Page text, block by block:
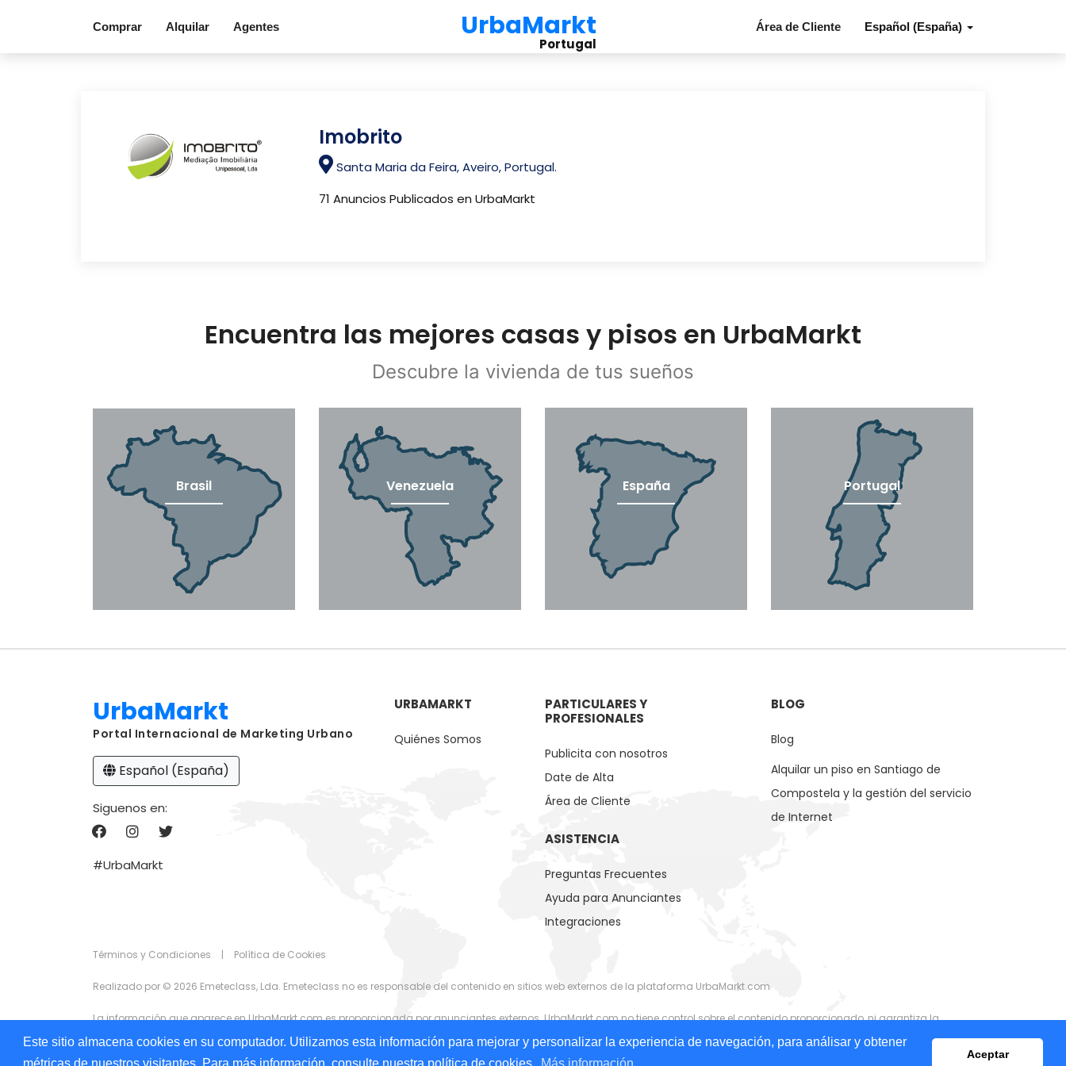
Este sitio almacena cookies en su computador. Utilizamos esta información para mejorar y personalizar la experiencia de navegación, para análisar y obtener
métricas de nuestros visitantes. Para más información, consulte nuestra política de cookies.
Más información
Aceptar
UrbaMarkt
Portugal
Comprar Alquilar Agentes Español (España)
Área de Cliente
Imobrito
Santa Maria da Feira, Aveiro, Portugal.
71 Anuncios Publicados en UrbaMarkt
Encuentra las mejores casas y pisos en UrbaMarkt
Descubre la vivienda de tus sueños
Brasil Venezuela España Portugal
UrbaMarkt
Portal Internacional de Marketing Urbano
Español (España)
Siguenos en:
#UrbaMarkt
URBAMARKT
Quiénes Somos
PARTICULARES Y
PROFESIONALES
Publicita con nosotros
Date de Alta
Área de Cliente
ASISTENCIA
Preguntas Frecuentes
Ayuda para Anunciantes
Integraciones
BLOG
Blog
Alquilar un piso en Santiago de
Compostela y la gestión del servicio
de Internet
Términos y Condiciones | Política de Cookies
Realizado por © 2026 Emeteclass, Lda. Emeteclass no es responsable del contenido en sitios web externos de la plataforma UrbaMarkt.com
La información que aparece en UrbaMarkt.com es proporcionada por anunciantes externos. UrbaMarkt.com no tiene control sobre el contenido proporcionado, ni garantiza la
exactitud de la información que se muestra en ninguno de los formatos (texto, imágenes, videos) o contenido relacionado o recursos asociados, proporcionados por los
anunciantes con fines publicitarios.